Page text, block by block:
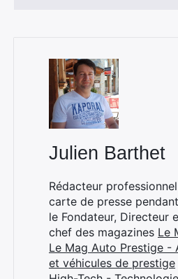
Julien Barthet
Rédacteur
carte de presse
le Fondateur, Directeur
chef des magazines Le
Le Mag Auto Prestige -
et véhicules de prestige